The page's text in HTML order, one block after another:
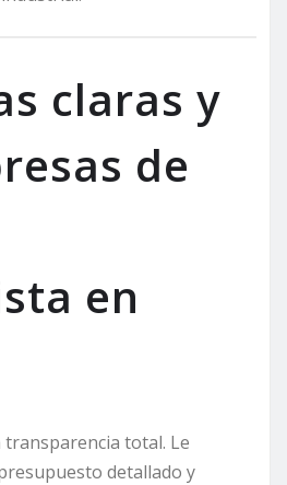
claras y
de
en
total. Le
detallado y